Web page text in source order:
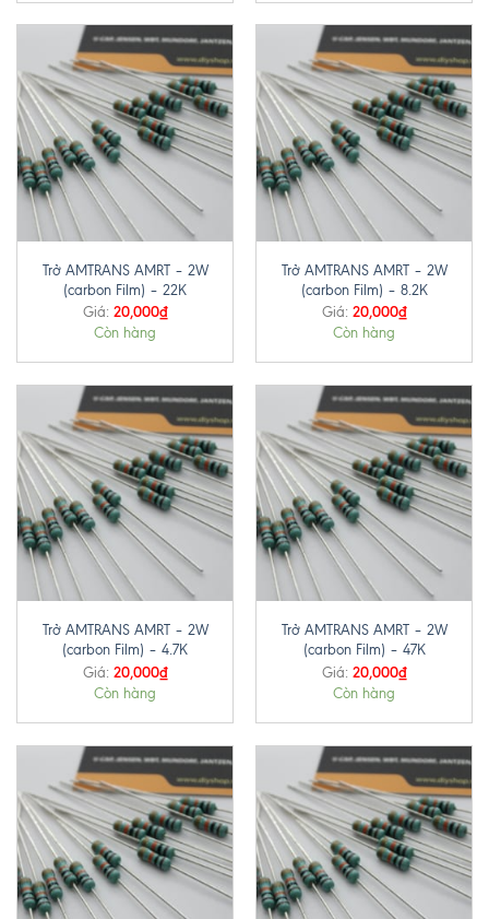
Trở AMTRANS AMRT – 2W
(carbon Film) – 22K
Giá: 20,000₫
Còn hàng
Trở AMTRANS AMRT – 2W
(carbon Film) – 8.2K
Giá: 20,000₫
Còn hàng
Trở AMTRANS AMRT – 2W
(carbon Film) – 4.7K
Giá: 20,000₫
Còn hàng
Trở AMTRANS AMRT – 2W
(carbon Film) – 47K
Giá: 20,000₫
Còn hàng